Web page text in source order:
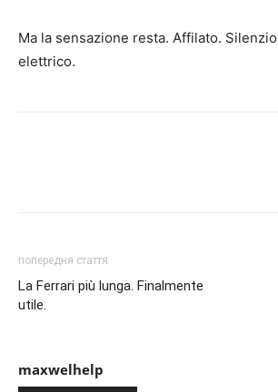
Ma la sensazione resta. Affilato.
elettrico.
попередня стаття
La Ferrari più lunga. Finalmente
utile.
maxwelhelp